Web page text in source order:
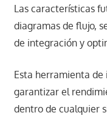
Las características
diagramas de flujo,
de integración y
Esta herramienta
garantizar el
dentro de cualquier